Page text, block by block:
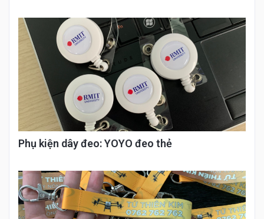
Phụ kiện dây đeo: YOYO đeo thẻ